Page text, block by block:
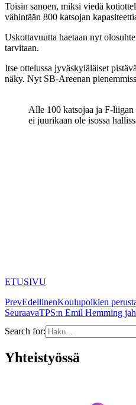
Toisin sanoen, miksi viedä
vähintään 800 katsojan
Uskottavuutta haetaan nyt
tarvitaan.
Itse ottelussa jyväskyläläiset
näky. Nyt SB-Areenan
Alle 100 katsojaa ja F-
ei juurikaan ole isossa
ETUSIVU
PrevEdellinenKoulupoikien
SeuraavaTPS:n Emil Hemming
Search for:
Yhteistyössä